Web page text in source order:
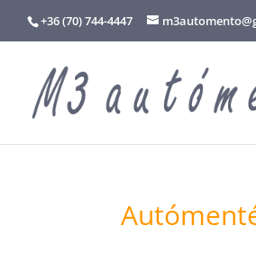
+36 (70) 744-4447